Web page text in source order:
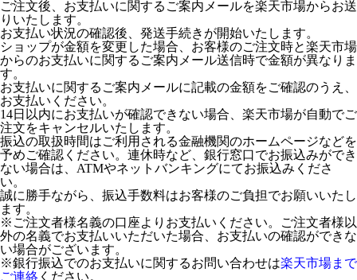
ご注文後、お支払いに関するご案内メールを楽天市場からお送
りいたします。
お支払い状況の確認後、発送手続きが開始いたします。
ショップが金額を変更した場合、お客様のご注文時と楽天市場
からのお支払いに関するご案内メール送信時で金額が異なりま
す。
お支払いに関するご案内メールに記載の金額をご確認のうえ、
お支払いください。
14日以内にお支払いが確認できない場合、楽天市場が自動でご
注文をキャンセルいたします。
振込の取扱時間はご利用される金融機関のホームページなどを
予めご確認ください。連休時など、銀行窓口でお振込みができ
ない場合は、ATMやネットバンキングにてお振込みくださ
い。
誠に勝手ながら、振込手数料はお客様のご負担でお願いいたし
ます。
※ご注文者様名義の口座よりお支払いください。ご注文者様以
外の名義でお支払いいただいた場合、お支払いの確認ができな
い場合がございます。
※銀行振込でのお支払いに関するお問い合わせは楽天市場まで
ご連絡 ください。